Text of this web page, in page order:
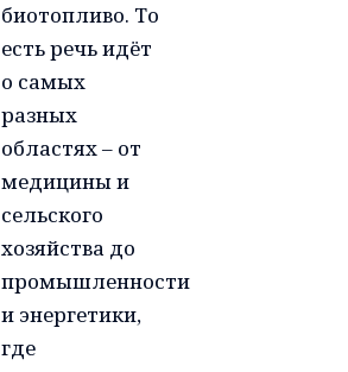
биотопливо. То
есть речь идёт
о самых
разных
областях – от
медицины и
сельского
хозяйства до
промышленности
и энергетики,
где